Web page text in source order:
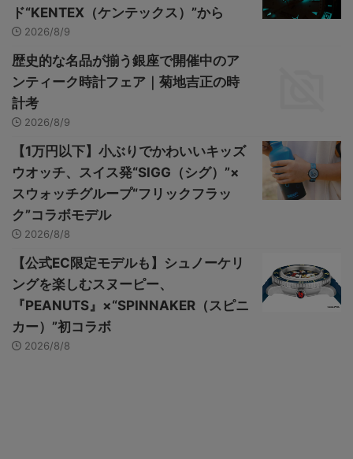
ド“KENTEX（ケンテックス）”から
2026/8/9
歴史的な名品が揃う銀座で開催中のア
ンティーク時計フェア｜菊地吉正の時
計考
2026/8/9
【1万円以下】小ぶりでかわいいキッズ
ウオッチ、スイス発“SIGG（シグ）”×
スウォッチグループ“フリックフラッ
ク”コラボモデル
2026/8/8
【公式EC限定モデルも】シュノーケリ
ングを楽しむスヌーピー、
『PEANUTS』×“SPINNAKER（スピニ
カー）”初コラボ
2026/8/8